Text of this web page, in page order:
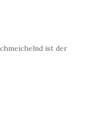
ist der